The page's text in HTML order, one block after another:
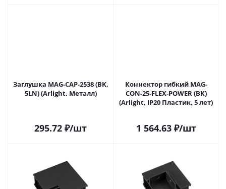
Заглушка MAG-CAP-2538 (BK,
5LN) (Arlight, Металл)
295.72 ₽/шт
Коннектор гибкий MAG-
CON-25-FLEX-POWER (BK)
(Arlight, IP20 Пластик, 5 лет)
1 564.63₽/шт